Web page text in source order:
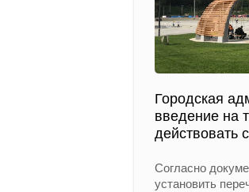
Городская
введение на
действовать
Согласно
установить